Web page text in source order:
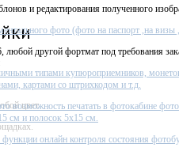
цвет
и редактирования полученного
фото (фото на паспорт ,на визы
другой фортмат под требования
типами купюроприемников,
картами со штрихкодом и т.д.
возможность печатать в фотокабине
см и полосок 5х15 см.
онлайн контроля состояния